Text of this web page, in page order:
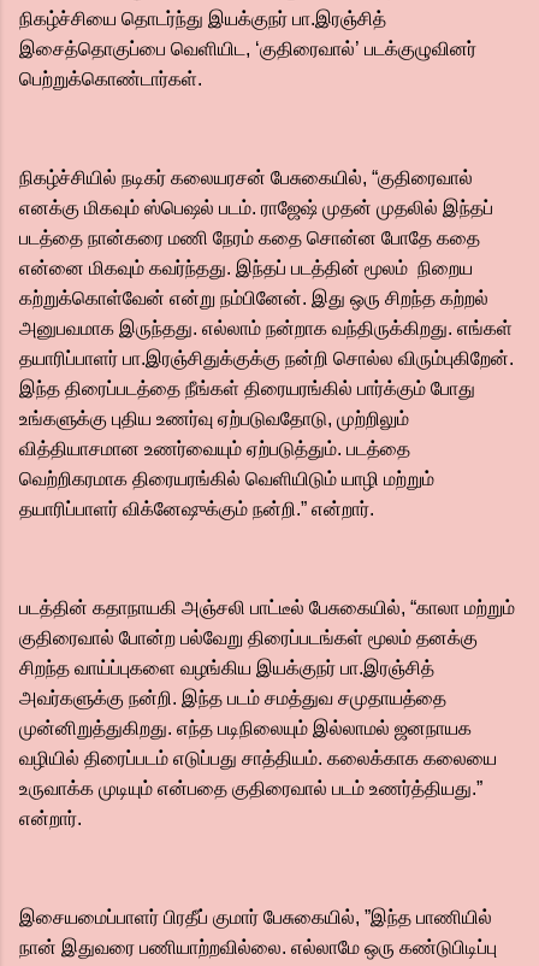
நிகழ்ச்சியை தொடர்ந்து இயக்குநர் பா.இரஞ்சித்
இசைத்தொகுப்பை வெளியிட, ‘குதிரைவால்’ படக்குழுவினர்
பெற்றுக்கொண்டார்கள்.
நிகழ்ச்சியில் நடிகர் கலையரசன் பேசுகையில், “குதிரைவால்
எனக்கு மிகவும் ஸ்பெஷல் படம். ராஜேஷ் முதன் முதலில் இந்தப்
படத்தை நான்கரை மணி நேரம் கதை சொன்ன போதே கதை
என்னை மிகவும் கவர்ந்தது. இந்தப் படத்தின் மூலம் நிறைய
கற்றுக்கொள்வேன் என்று நம்பினேன். இது ஒரு சிறந்த கற்றல்
அனுபவமாக இருந்தது. எல்லாம் நன்றாக வந்திருக்கிறது. எங்கள்
தயாரிப்பாளர் பா.இரஞ்சிதுக்குக்கு நன்றி சொல்ல விரும்புகிறேன்.
இந்த திரைப்படத்தை நீங்கள் திரையரங்கில் பார்க்கும் போது
உங்களுக்கு புதிய உணர்வு ஏற்படுவதோடு, முற்றிலும்
வித்தியாசமான உணர்வையும் ஏற்படுத்தும். படத்தை
வெற்றிகரமாக திரையரங்கில் வெளியிடும் யாழி மற்றும்
தயாரிப்பாளர் விக்னேஷுக்கும் நன்றி.” என்றார்.
படத்தின் கதாநாயகி அஞ்சலி பாட்டீல் பேசுகையில், “காலா மற்றும்
குதிரைவால் போன்ற பல்வேறு திரைப்படங்கள் மூலம் தனக்கு
சிறந்த வாய்ப்புகளை வழங்கிய இயக்குநர் பா.இரஞ்சித்
அவர்களுக்கு நன்றி. இந்த படம் சமத்துவ சமுதாயத்தை
முன்னிறுத்துகிறது. எந்த படிநிலையும் இல்லாமல் ஜனநாயக
வழியில் திரைப்படம் எடுப்பது சாத்தியம். கலைக்காக கலையை
உருவாக்க முடியும் என்பதை குதிரைவால் படம் உணர்த்தியது.”
என்றார்.
இசையமைப்பாளர் பிரதீப் குமார் பேசுகையில், ”இந்த பாணியில்
நான் இதுவரை பணியாற்றவில்லை. எல்லாமே ஒரு கண்டுபிடிப்பு